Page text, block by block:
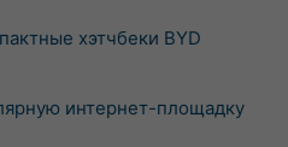
хэтчбеки BYD
интернет-площадку